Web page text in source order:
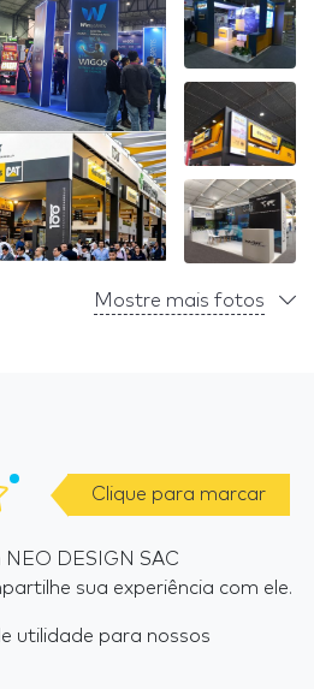
Mostre mais fotos
Clique para marcar
DESIGN SAC
sua experiência com ele.
utilidade para nossos